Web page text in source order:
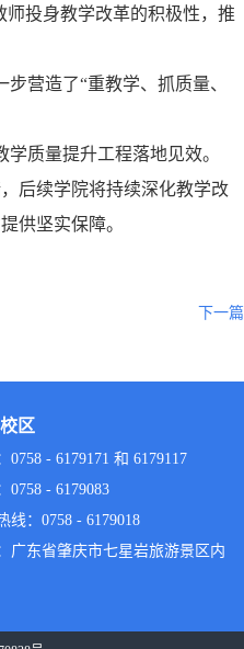
投身教学改革的积极性，推
营造了“重教学、抓质量、
质量提升工程落地见效。
后续学院将持续深化教学改
供坚实保障。
下一篇
区
0758 - 6179171 和 6179117
0758 - 6179083
线：0758 - 6179018
广东省肇庆市七星岩旅游景区内